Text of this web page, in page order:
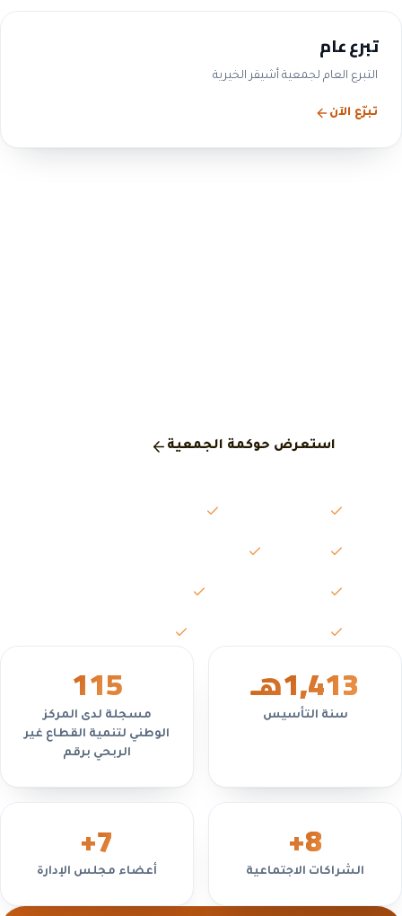
تبرع عام
التبرع العام لجمعية أشيقر الخيرية
تبرّع الآن
استعرض حوكمة الجمعية
1,413هـ
سنة التأسيس
115
مسجلة لدى المركز
الوطني لتنمية القطاع غير
الربحي برقم
8
+
الشراكات الاجتماعية
7
+
أعضاء مجلس الإدارة